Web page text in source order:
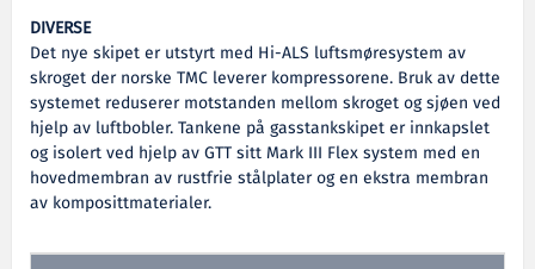
DIVERSE
Det nye skipet er utstyrt med Hi-ALS luftsmøresystem av
skroget der norske TMC leverer kompressorene. Bruk av dette
systemet reduserer motstanden mellom skroget og sjøen ved
hjelp av luftbobler. Tankene på gasstankskipet er innkapslet
og isolert ved hjelp av GTT sitt Mark III Flex system med en
hovedmembran av rustfrie stålplater og en ekstra membran
av komposittmaterialer.